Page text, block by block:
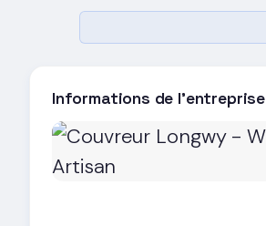
Informations de l'entreprise